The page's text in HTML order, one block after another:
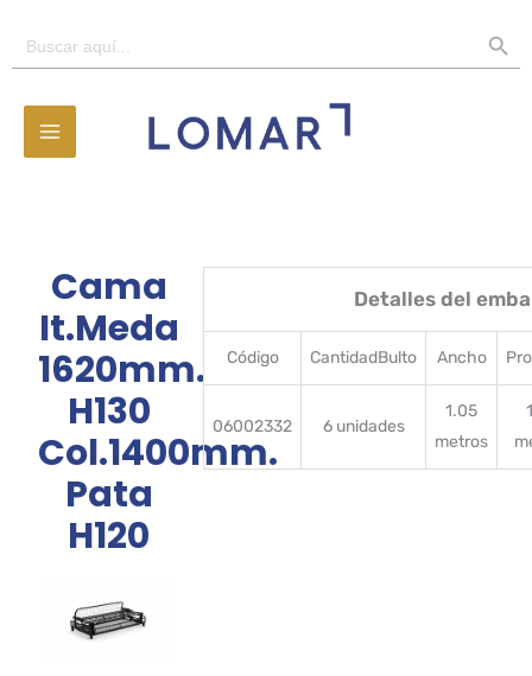
Buscar:
Cama
It.Meda
1620mm.
H130
Col.1400mm.
Pata
H120
Detalles del
Código CantidadBulto Ancho
06002332 6 unidades
1.05
metros